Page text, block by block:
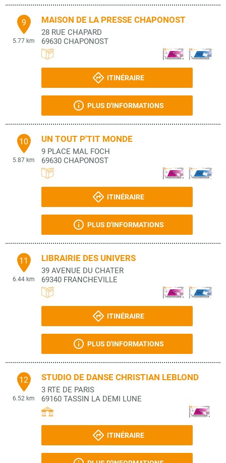
9
5.77 km
MAISON DE LA PRESSE CHAPONOST
28 RUE CHAPARD
69630 CHAPONOST
ITINÉRAIRE
PLUS D'INFORMATIONS
10
5.87 km
UN TOUT P'TIT MONDE
9 PLACE MAL FOCH
69630 CHAPONOST
ITINÉRAIRE
PLUS D'INFORMATIONS
11
6.44 km
LIBRAIRIE DES UNIVERS
39 AVENUE DU CHATER
69340 FRANCHEVILLE
ITINÉRAIRE
PLUS D'INFORMATIONS
12
6.52 km
STUDIO DE DANSE CHRISTIAN LEBLOND
3 RTE DE PARIS
69160 TASSIN LA DEMI LUNE
ITINÉRAIRE